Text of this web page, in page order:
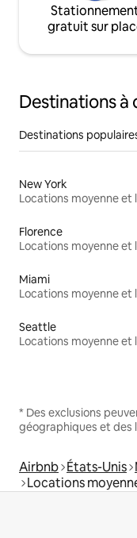
gratuit sur
Destinations à
Destinations
New York
Florence
Miami
Seattle
* Des exclusions
géographiques et des
Airbnb États-Unis
Locations